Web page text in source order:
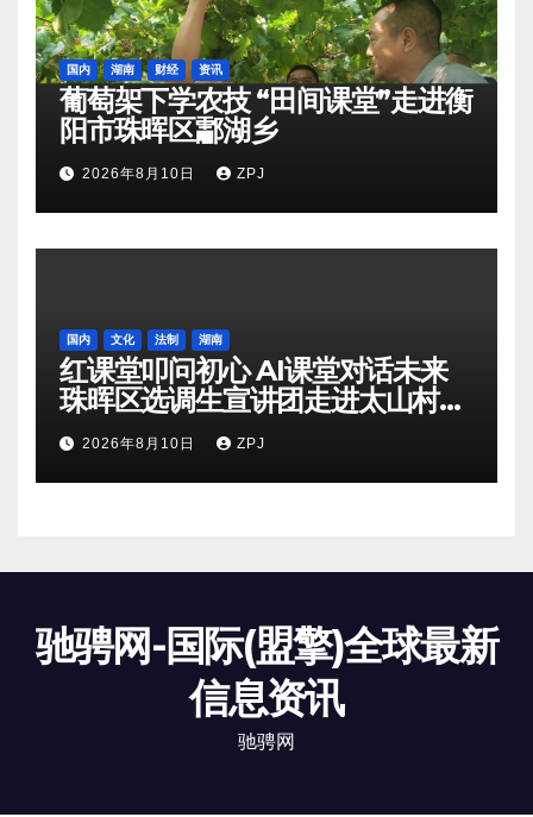
国内 湖南 财经 资讯
葡萄架下学农技 “田间课堂”走进衡
阳市珠晖区酃湖乡
2026年8月10日 ZPJ
国内 文化 法制 湖南
红课堂叩问初心 AI课堂对话未来
珠晖区选调生宣讲团走进太山村暑
期托管班
2026年8月10日 ZPJ
驰骋网-国际(盟擎)全球最新
信息资讯
驰骋网